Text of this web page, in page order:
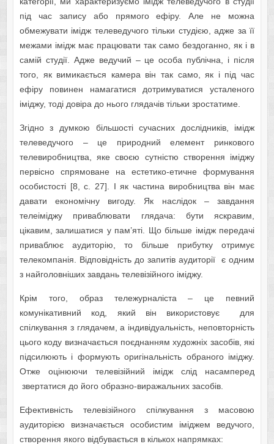
під час запису або прямого ефіру. Але не можна
обмежувати імідж телеведучого тільки студією, адже за її
межами імідж має працювати так само бездоганно, як і в
самій студії. Адже ведучий – це особа публічна, і після
того, як вимикається камера він так само, як і під час
ефіру повинен намагатися дотримуватися усталеного
іміджу, тоді довіра до нього глядачів тільки зростатиме.
Згідно з думкою більшості сучасних дослідників, імідж
телеведучого – це природний елемент ринкового
телевиробництва, яке своєю сутністю створення іміджу
первісно спрямоване на естетико-етичне формування
особистості [8, с. 27]. І як частина виробництва він має
давати економічну вигоду. Як наслідок – завдання
телеіміджу приваблювати глядача: бути яскравим,
цікавим, залишатися у пам’яті. Що більше імідж передачі
приваблює аудиторію, то більше прибутку отримує
телекомпанія. Відповідність до запитів аудиторії є одним
з найголовніших завдань телевізійного іміджу.
Крім того, образ тележурналіста – це певний
комунікативний код, який він використовує для
спілкування з глядачем, а індивідуальність, неповторність
цього коду визначається поєднанням художніх засобів, які
підсилюють і формують оригінальність обраного іміджу.
Отже оцінюючи телевізійний імідж слід насамперед
звертатися до його образно-виражальних засобів.
Ефективність телевізійного спілкування з масовою
аудиторією визначається особистим іміджем ведучого,
створення якого відбувається в кількох напрямках: